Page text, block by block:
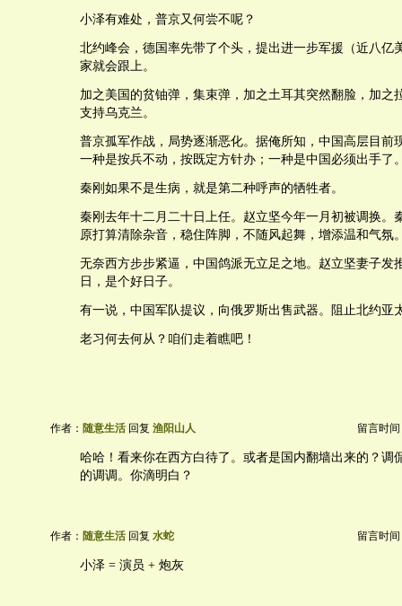
小泽有难处，普京又何尝不呢？
北约峰会，德国率先带了个头，提出进一步军援（近八亿
家就会跟上。
加之美国的贫铀弹，集束弹，加之土耳其突然翻脸，加之
支持乌克兰。
普京孤军作战，局势逐渐恶化。据俺所知，中国高层目前
一种是按兵不动，按既定方针办；一种是中国必须出手了
秦刚如果不是生病，就是第二种呼声的牺牲者。
秦刚去年十二月二十日上任。赵立坚今年一月初被调换。
原打算清除杂音，稳住阵脚，不随风起舞，增添温和气氛
无奈西方步步紧逼，中国鸽派无立足之地。赵立坚妻子发
日，是个好日子。
有一说，中国军队提议，向俄罗斯出售武器。阻止北约亚
老习何去何从？咱们走着瞧吧！
作者： 随意生活 回复 渔阳山人 留言时间
哈哈！看来你在西方白待了。或者是国内翻墙出来的？调
的调调。你滴明白？
作者： 随意生活 回复 水蛇 留言时间
小泽 = 演员 + 炮灰